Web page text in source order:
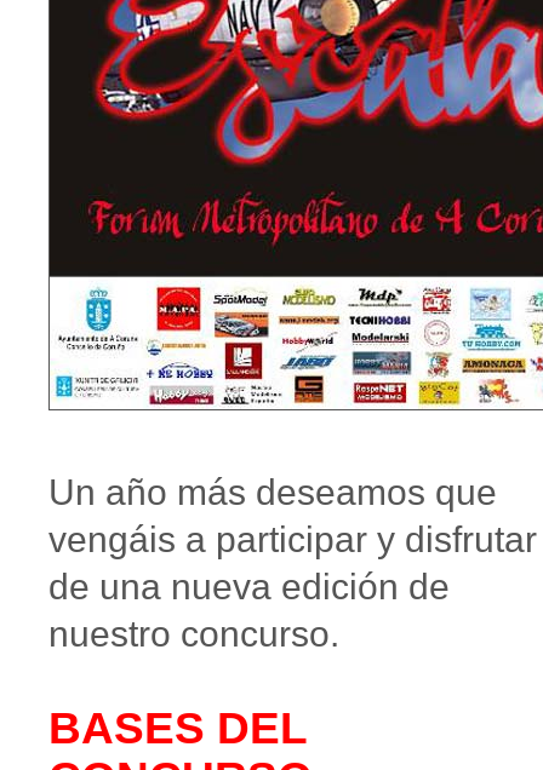
Un año más deseamos que
vengáis a participar y disfrutar
de una nueva edición de
nuestro concurso.
BASES DEL